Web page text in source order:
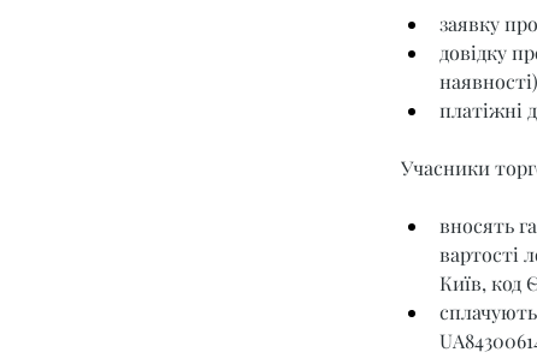
заявку
довідку
платіжні
Учасники
вносять
вартості
Київ, код